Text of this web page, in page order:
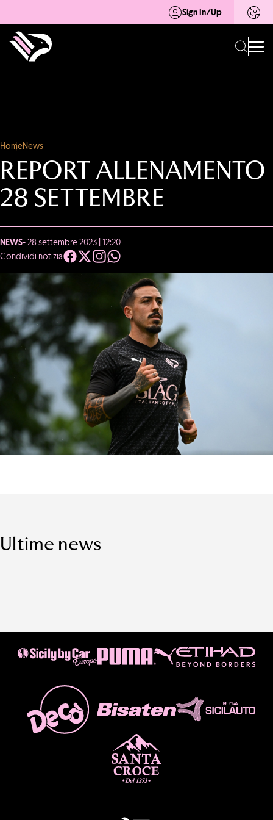
Sign In/Up
HomeNews
REPORT ALLENAMENTO
28 SETTEMBRE
NEWS- 28 settembre 2023 | 12:20
Condividi notizia
Ultime news